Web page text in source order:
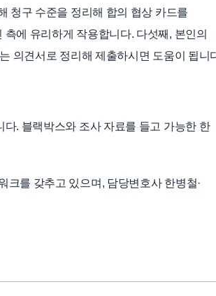
청구 수준을 정리해 합의 협상 카드를
에 유리하게 작용합니다. 다섯째, 본인의
의견서로 정리해 제출하시면 도움이 됩니
. 블랙박스와 조사 자료를 들고 가능한 한
크를 갖추고 있으며, 담당변호사 한병철·